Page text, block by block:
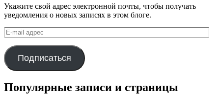
Укажите свой адрес электронной почты, чтобы получать
уведомления о новых записях в этом блоге.
E-
mail
адрес
Подписаться
Популярные записи и страницы